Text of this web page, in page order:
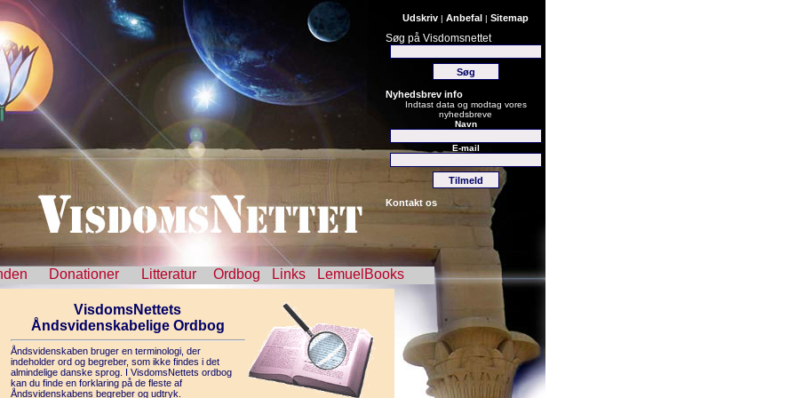
Udskriv | Anbefal | Sitemap
Søg på Visdomsnettet
Nyhedsbrev info
Indtast data og modtag vores
nyhedsbreve
Navn
E-mail
Kontakt os
Donationer Litteratur Ordbog Links LemuelBooks
VisdomsNettets
Åndsvidenskabelige Ordbog
Åndsvidenskaben bruger en terminologi, der
indeholder ord og begreber, som ikke findes i det
almindelige danske sprog. I VisdomsNettets ordbog
kan du finde en forklaring på de fleste af
Åndsvidenskabens begreber og udtryk.